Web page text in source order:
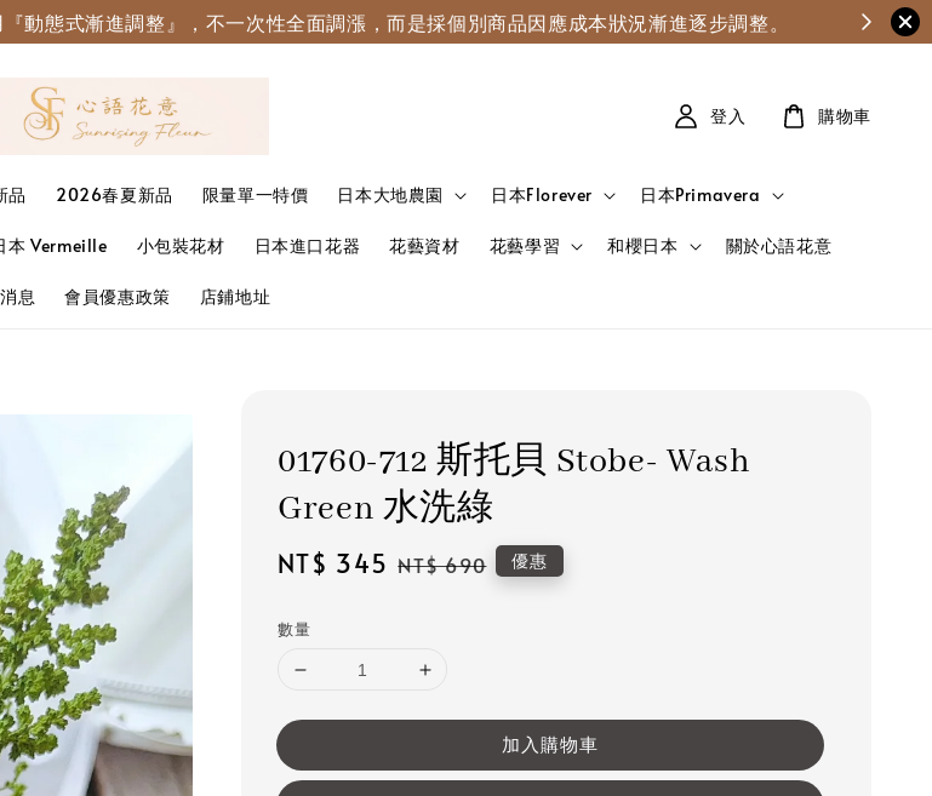
態式漸進調整』，不一次性全面調漲，而是採個別商品因應成本狀況漸進逐步調整。
品 2026春夏新品 限量單一特價 日本大地農園 日本Florever 日本Primavera
本 Vermeille 小包裝花材 日本進口花器 花藝資材 花藝學習 和櫻日本 關於心語花意
息 會員優惠政策 店鋪地址
登入 購物車
01760-712 斯托貝 Stobe- Wash
Green 水洗綠
Sale
NT$ 345 Regular
NT$ 690 優惠
數量
加入購物車